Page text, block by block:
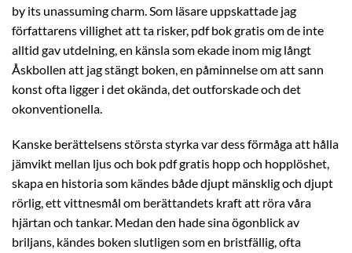
by its unassuming charm. Som läsare uppskattade jag
författarens villighet att ta risker, pdf bok gratis om de inte
alltid gav utdelning, en känsla som ekade inom mig långt
Åskbollen att jag stängt boken, en påminnelse om att sann
konst ofta ligger i det okända, det outforskade och det
okonventionella.
Kanske berättelsens största styrka var dess förmåga att hålla
jämvikt mellan ljus och bok pdf gratis hopp och hopplöshet,
skapa en historia som kändes både djupt mänsklig och djupt
rörlig, ett vittnesmål om berättandets kraft att röra våra
hjärtan och tankar. Medan den hade sina ögonblick av
briljans, kändes boken slutligen som en bristfällig, ofta